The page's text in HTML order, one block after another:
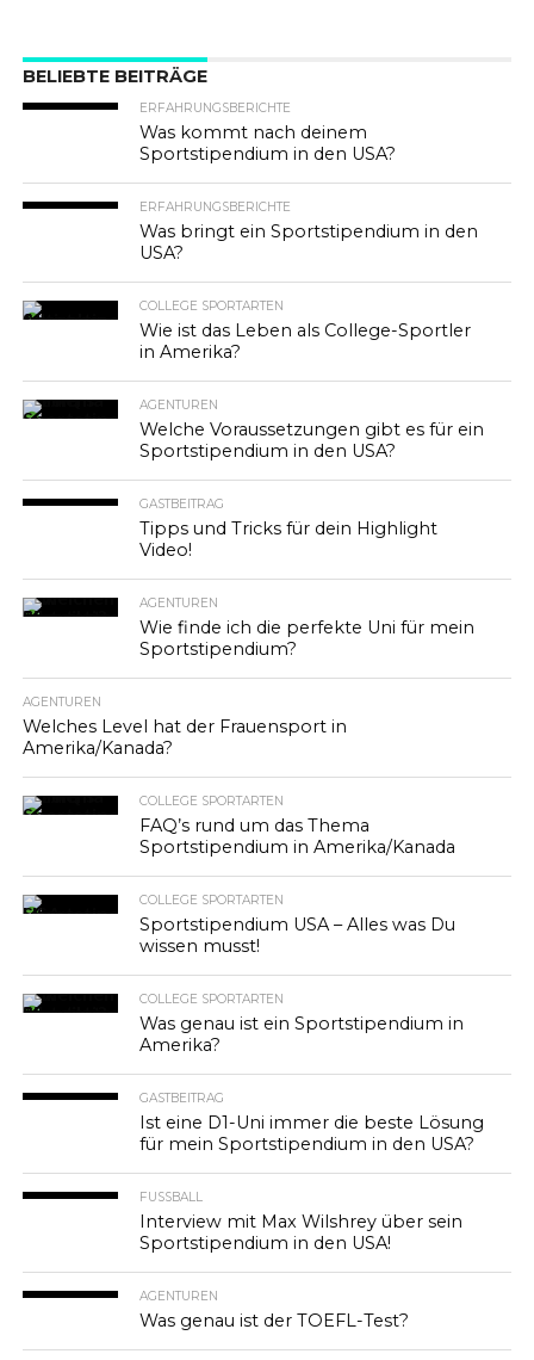
BELIEBTE BEITRÄGE
ERFAHRUNGSBERICHTE
Was kommt nach deinem
Sportstipendium in den USA?
ERFAHRUNGSBERICHTE
Was bringt ein Sportstipendium in den
USA?
COLLEGE SPORTARTEN
Wie ist das Leben als College-Sportler
in Amerika?
AGENTUREN
Welche Voraussetzungen gibt es für ein
Sportstipendium in den USA?
GASTBEITRAG
Tipps und Tricks für dein Highlight
Video!
AGENTUREN
Wie finde ich die perfekte Uni für mein
Sportstipendium?
AGENTUREN
Welches Level hat der Frauensport in
Amerika/Kanada?
COLLEGE SPORTARTEN
FAQ’s rund um das Thema
Sportstipendium in Amerika/Kanada
COLLEGE SPORTARTEN
Sportstipendium USA – Alles was Du
wissen musst!
COLLEGE SPORTARTEN
Was genau ist ein Sportstipendium in
Amerika?
GASTBEITRAG
Ist eine D1-Uni immer die beste Lösung
für mein Sportstipendium in den USA?
FUSSBALL
Interview mit Max Wilshrey über sein
Sportstipendium in den USA!
AGENTUREN
Was genau ist der TOEFL-Test?